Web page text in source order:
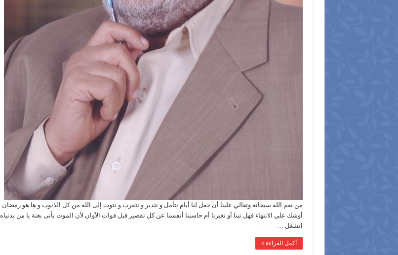
من نعم الله سبحانه وتعالي علينا أن جعل لنا أيام نتأمل و نتدبر و نتقرب و نتوب إلى الله من كل الذنوب و ها هو رمضان
أوشك علي الانتهاء فهل تبنا أو تغيرنا أم حاسبنا أنفسنا عن كل تقصير قبل فوات الآوان لأن الموت يأتى بغتة يا من بدنياه
انشغل …
أكمل القراءة »